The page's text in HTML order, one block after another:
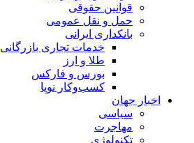
قوانین حقوقی
حمل و نقل عمومی
بانکداری ایرانی
خدمات تجاری بازرگانی
طلا و ارز
بورس و فارکس
کسب‌وکار نوپا
اخبار جهان
سیاسی
مهاجرت
تکنولوژی